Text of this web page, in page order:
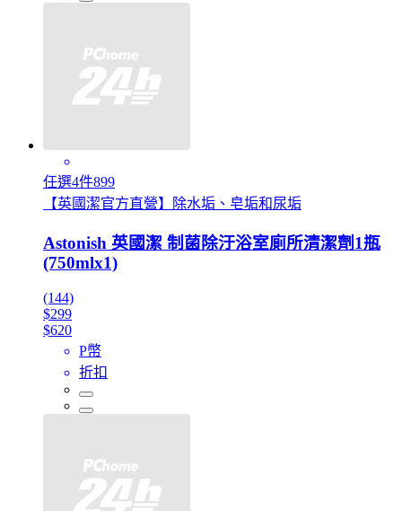
任選4件899
【英國潔官方直營】除水垢、皂垢和尿垢
Astonish 英國潔 制菌除汙浴室廁所清潔劑1瓶
(750mlx1)
(144)
$299
$620
P幣
折扣